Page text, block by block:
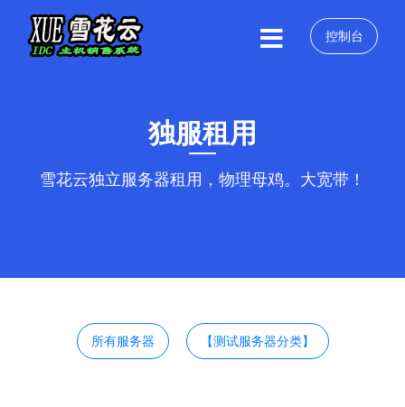
控制台
独服租用
雪花云独立服务器租用，物理母鸡。大宽带！
所有服务器 【测试服务器分类】